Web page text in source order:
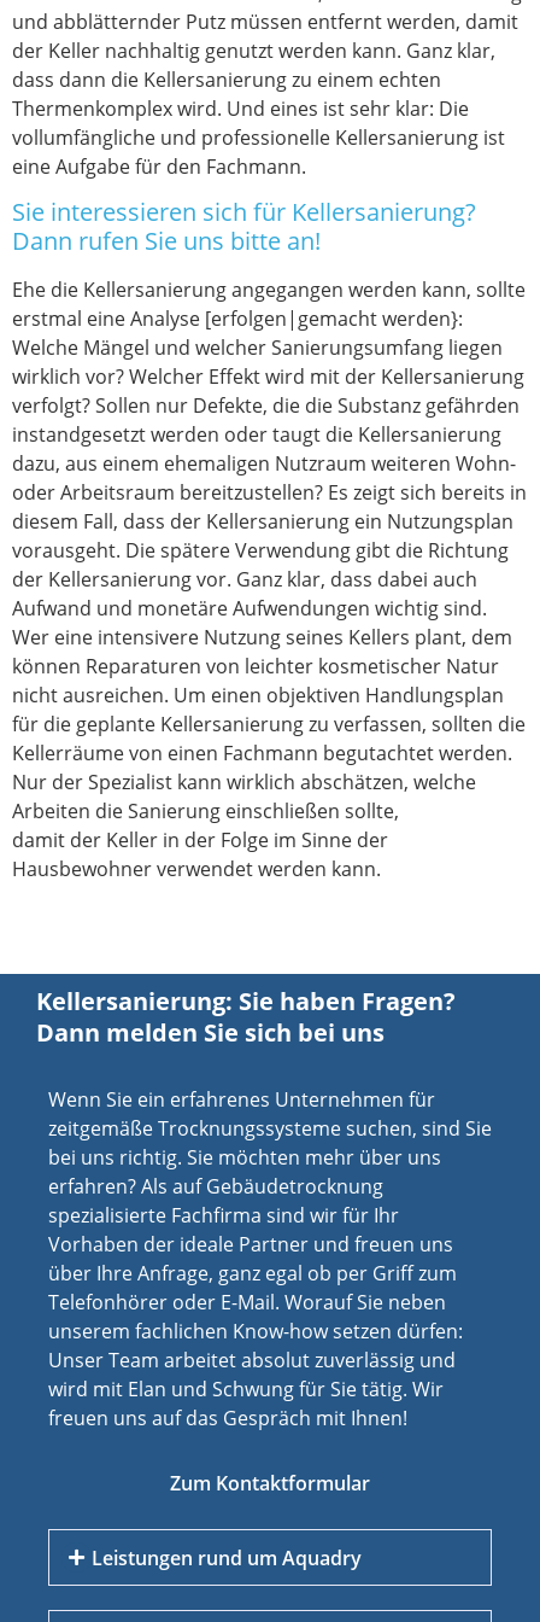
und abblätternder Putz müssen entfernt werden, damit
der Keller nachhaltig genutzt werden kann. Ganz klar,
dass dann die Kellersanierung zu einem echten
Thermenkomplex wird. Und eines ist sehr klar: Die
vollumfängliche und professionelle Kellersanierung ist
eine Aufgabe für den Fachmann.
Sie interessieren sich für Kellersanierung?
Dann rufen Sie uns bitte an!
Ehe die Kellersanierung angegangen werden kann, sollte
erstmal eine Analyse [erfolgen|gemacht werden}:
Welche Mängel und welcher Sanierungsumfang liegen
wirklich vor? Welcher Effekt wird mit der Kellersanierung
verfolgt? Sollen nur Defekte, die die Substanz gefährden
instandgesetzt werden oder taugt die Kellersanierung
dazu, aus einem ehemaligen Nutzraum weiteren Wohn-
oder Arbeitsraum bereitzustellen? Es zeigt sich bereits in
diesem Fall, dass der Kellersanierung ein Nutzungsplan
vorausgeht. Die spätere Verwendung gibt die Richtung
der Kellersanierung vor. Ganz klar, dass dabei auch
Aufwand und monetäre Aufwendungen wichtig sind.
Wer eine intensivere Nutzung seines Kellers plant, dem
können Reparaturen von leichter kosmetischer Natur
nicht ausreichen. Um einen objektiven Handlungsplan
für die geplante Kellersanierung zu verfassen, sollten die
Kellerräume von einen Fachmann begutachtet werden.
Nur der Spezialist kann wirklich abschätzen, welche
Arbeiten die Sanierung einschließen sollte,
damit der Keller in der Folge im Sinne der
Hausbewohner verwendet werden kann.
Kellersanierung: Sie haben Fragen?
Dann melden Sie sich bei uns
Wenn Sie ein erfahrenes Unternehmen für
zeitgemäße Trocknungssysteme suchen, sind Sie
bei uns richtig. Sie möchten mehr über uns
erfahren? Als auf Gebäudetrocknung
spezialisierte Fachfirma sind wir für Ihr
Vorhaben der ideale Partner und freuen uns
über Ihre Anfrage, ganz egal ob per Griff zum
Telefonhörer oder E-Mail. Worauf Sie neben
unserem fachlichen Know-how setzen dürfen:
Unser Team arbeitet absolut zuverlässig und
wird mit Elan und Schwung für Sie tätig. Wir
freuen uns auf das Gespräch mit Ihnen!
Zum Kontaktformular
Leistungen rund um Aquadry